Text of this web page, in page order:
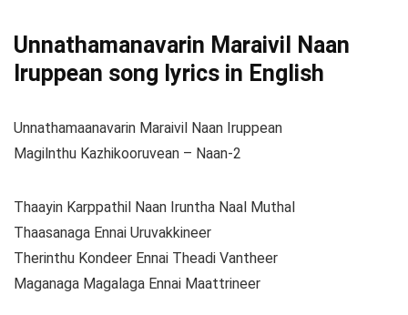
Unnathamanavarin Maraivil Naan
Iruppean song lyrics in English
Unnathamaanavarin Maraivil Naan Iruppean
Magilnthu Kazhikooruvean – Naan-2
Thaayin Karppathil Naan Iruntha Naal Muthal
Thaasanaga Ennai Uruvakkineer
Therinthu Kondeer Ennai Theadi Vantheer
Maganaga Magalaga Ennai Maattrineer